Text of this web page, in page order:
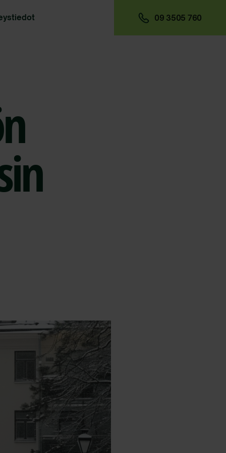
09 3505 760